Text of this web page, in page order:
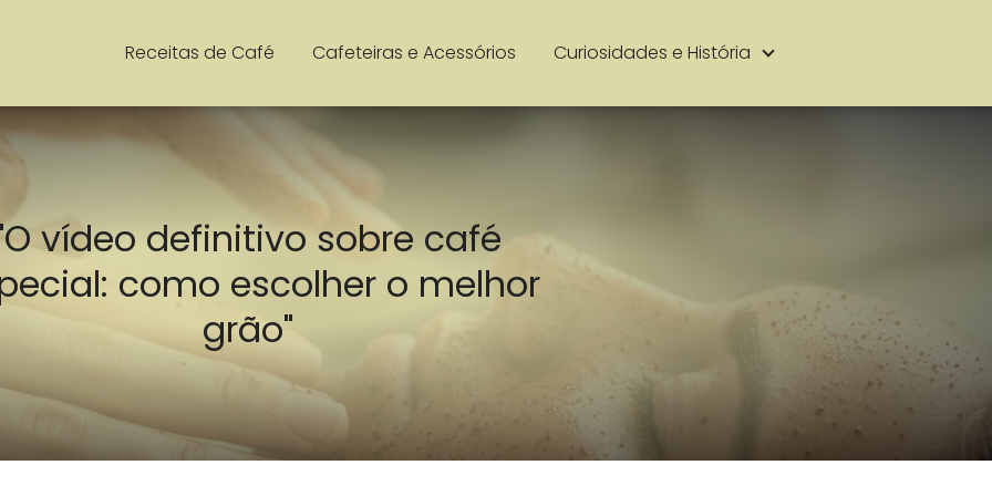
Receitas de Café Cafeteiras e Acessórios Curiosidades e História
vídeo definitivo sobre café
como escolher o melhor
grão"